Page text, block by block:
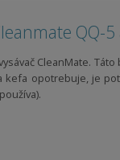
QQ-5
CleanMate.
opotrebuje, je